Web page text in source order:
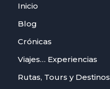
Inicio
Blog
Crónicas
Viajes… Experiencias
Rutas, Tours y Destinos